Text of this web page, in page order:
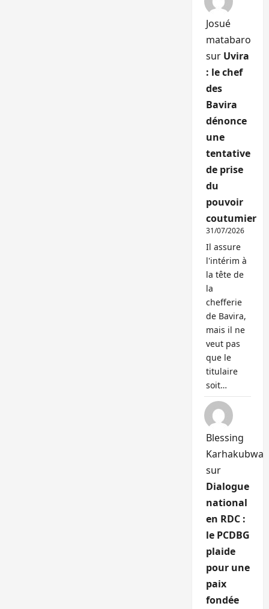
Josué
matabaro
sur Uvira
: le chef
des
Bavira
dénonce
une
tentative
de prise
du
pouvoir
coutumier
31/07/2026
Il assure
l'intérim à
la tête de
la
chefferie
de Bavira,
mais il ne
veut pas
que le
titulaire
soit…
Blessing
Karhakubwa
sur
Dialogue
national
en RDC :
le PCDBG
plaide
pour une
paix
fondée